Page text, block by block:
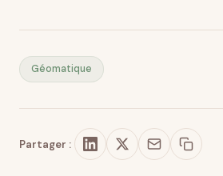
Géomatique
Partager :